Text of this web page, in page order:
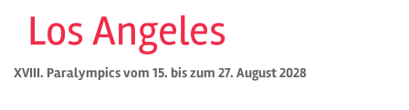
Los Angeles
XVIII. Paralympics vom 15. bis zum 27. August 2028